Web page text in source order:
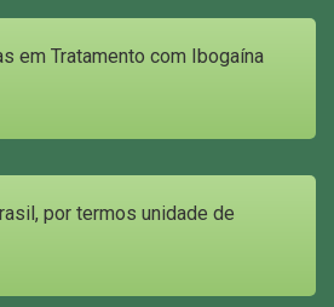
em Tratamento com Ibogaína
por termos unidade de